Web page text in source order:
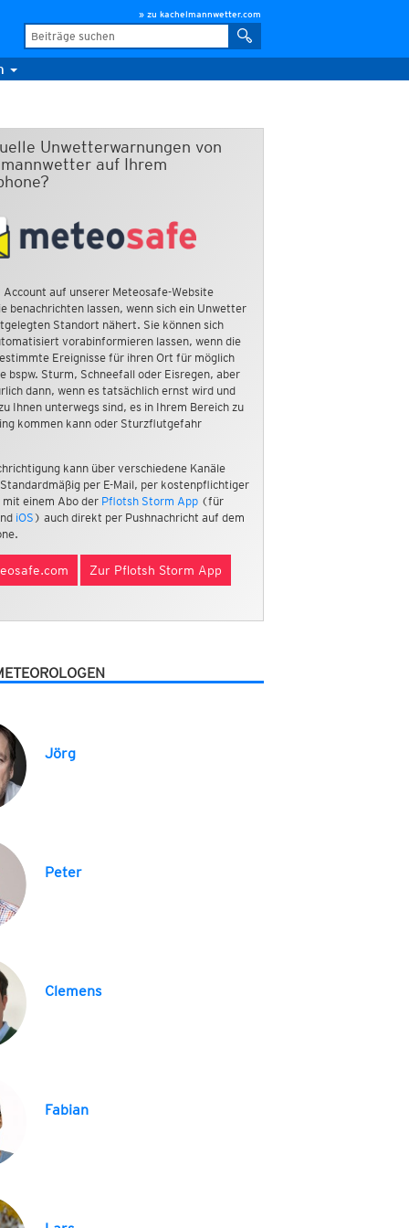
» zu kachelmannwetter.com
Unwetterwarnungen von
auf Ihrem
Account auf unserer Meteosafe-Website
benachrichten lassen, wenn sich ein Unwetter
Standort nähert. Sie können sich
vorabinformieren lassen, wenn die
Ereignisse für ihren Ort für möglich
bspw. Sturm, Schneefall oder Eisregen, aber
dann, wenn es tatsächlich ernst wird und
Ihnen unterwegs sind, es in Ihrem Bereich zu
kommen kann oder Sturzflutgefahr
kann über verschiedene Kanäle
per E-Mail, per kostenpflichtiger
mit einem Abo der Pflotsh Storm App(für
iOS ) auch direkt per Pushnachricht auf dem
Zur Pflotsh Storm App
Jörg
Peter
Clemens
Fabian